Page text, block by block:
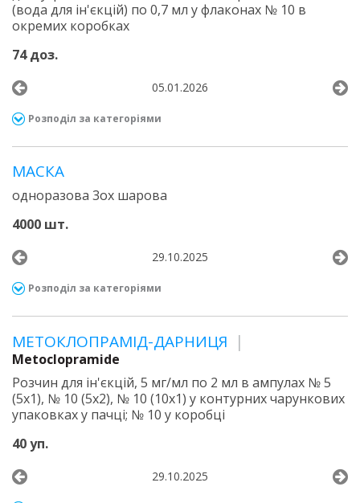
(вода для ін'єкцій) по 0,7 мл у флаконах № 10 в
окремих коробках
74 доз.
05.01.2026
Розподіл за категоріями
МАСКА
одноразова 3ох шарова
4000 шт.
29.10.2025
Розподіл за категоріями
МЕТОКЛОПРАМІД-ДАРНИЦЯ
Metoclopramide
Розчин для ін'єкцій, 5 мг/мл по 2 мл в ампулах № 5
(5х1), № 10 (5х2), № 10 (10х1) у контурних чарункових
упаковках у пачці; № 10 у коробці
40 уп.
29.10.2025